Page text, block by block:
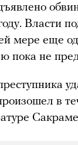
Власти
мере еще
пока не
в